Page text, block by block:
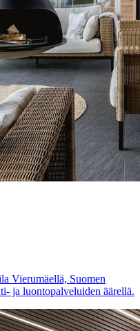
Vierumäellä, Suomen
ja luontopalveluiden äärellä.